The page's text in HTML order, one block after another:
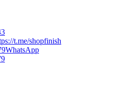
t.me/shopfinish
WhatsApp